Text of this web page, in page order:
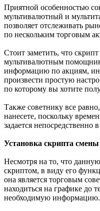
Приятной особенностью
мультивалютный и
позволяет отслеживать
по нескольким торговым
Стоит заметить, что
мультивалютным
информацию по акциям,
произвести простую
по которому вы хотите
Также советнику все
нанесете, поскольку
задается непосредственно
Установка скрипта смены
Несмотря на то, что
скриптом, в виду его
она является торговым
находиться на графике до
необходимую информацию.